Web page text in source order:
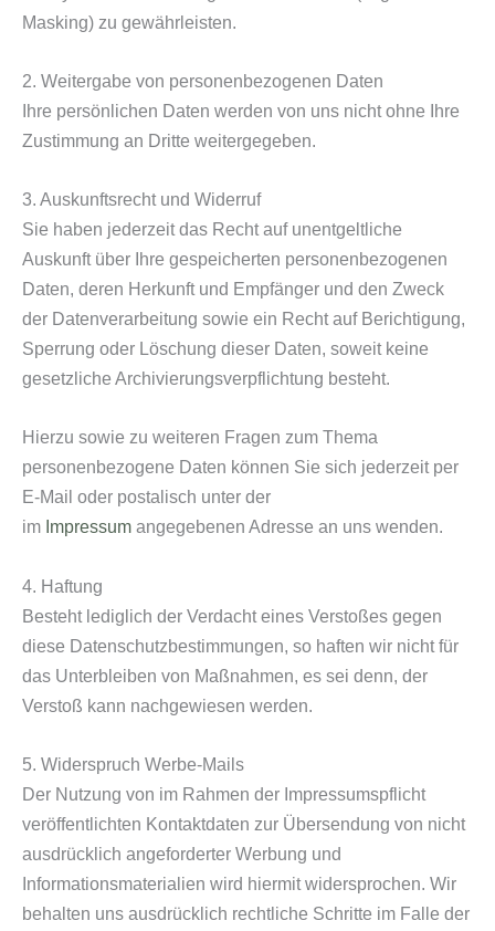
Masking) zu gewährleisten.
2. Weitergabe von personenbezogenen Daten
Ihre persönlichen Daten werden von uns nicht ohne Ihre
Zustimmung an Dritte weitergegeben.
3. Auskunftsrecht und Widerruf
Sie haben jederzeit das Recht auf unentgeltliche
Auskunft über Ihre gespeicherten personenbezogenen
Daten, deren Herkunft und Empfänger und den Zweck
der Datenverarbeitung sowie ein Recht auf Berichtigung,
Sperrung oder Löschung dieser Daten, soweit keine
gesetzliche Archivierungsverpflichtung besteht.
Hierzu sowie zu weiteren Fragen zum Thema
personenbezogene Daten können Sie sich jederzeit per
E-Mail oder postalisch unter der
im Impressum angegebenen Adresse an uns wenden.
4. Haftung
Besteht lediglich der Verdacht eines Verstoßes gegen
diese Datenschutzbestimmungen, so haften wir nicht für
das Unterbleiben von Maßnahmen, es sei denn, der
Verstoß kann nachgewiesen werden.
5. Widerspruch Werbe-Mails
Der Nutzung von im Rahmen der Impressumspflicht
veröffentlichten Kontaktdaten zur Übersendung von nicht
ausdrücklich angeforderter Werbung und
Informationsmaterialien wird hiermit widersprochen. Wir
behalten uns ausdrücklich rechtliche Schritte im Falle der